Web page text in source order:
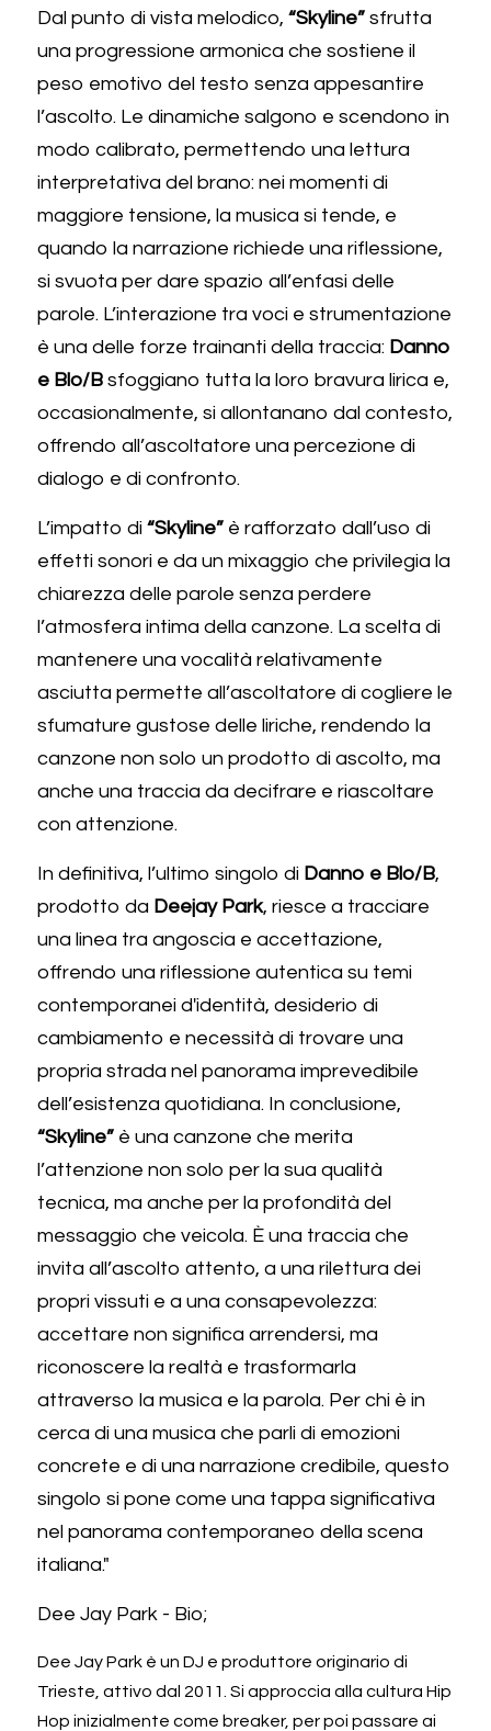
Dal punto di vista melodico, “Skyline” sfrutta
una progressione armonica che sostiene il
peso emotivo del testo senza appesantire
l’ascolto. Le dinamiche salgono e scendono in
modo calibrato, permettendo una lettura
interpretativa del brano: nei momenti di
maggiore tensione, la musica si tende, e
quando la narrazione richiede una riflessione,
si svuota per dare spazio all’enfasi delle
parole. L’interazione tra voci e strumentazione
è una delle forze trainanti della traccia: Danno
e Blo/B sfoggiano tutta la loro bravura lirica e,
occasionalmente, si allontanano dal contesto,
offrendo all’ascoltatore una percezione di
dialogo e di confronto.
L’impatto di “Skyline” è rafforzato dall’uso di
effetti sonori e da un mixaggio che privilegia la
chiarezza delle parole senza perdere
l’atmosfera intima della canzone. La scelta di
mantenere una vocalità relativamente
asciutta permette all’ascoltatore di cogliere le
sfumature gustose delle liriche, rendendo la
canzone non solo un prodotto di ascolto, ma
anche una traccia da decifrare e riascoltare
con attenzione.
In definitiva, l’ultimo singolo di Danno e Blo/B,
prodotto da Deejay Park, riesce a tracciare
una linea tra angoscia e accettazione,
offrendo una riflessione autentica su temi
contemporanei d'identità, desiderio di
cambiamento e necessità di trovare una
propria strada nel panorama imprevedibile
“Skyline” è una canzone che merita
l’attenzione non solo per la sua qualità
tecnica, ma anche per la profondità del
messaggio che veicola. È una traccia che
invita all’ascolto attento, a una rilettura dei
propri vissuti e a una consapevolezza:
accettare non significa arrendersi, ma
riconoscere la realtà e trasformarla
attraverso la musica e la parola. Per chi è in
cerca di una musica che parli di emozioni
concrete e di una narrazione credibile, questo
singolo si pone come una tappa significativa
nel panorama contemporaneo della scena
italiana."
Dee Jay Park - Bio;
Dee Jay Park è un DJ e produttore originario di
Trieste, attivo dal 2011. Si approccia alla cultura Hip
Hop inizialmente come breaker, per poi passare ai